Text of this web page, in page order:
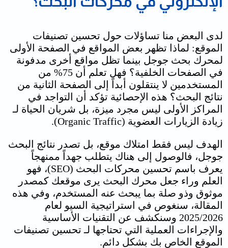
لدى البعض منا تساؤلات حول تحسين تصنيفات
الموقع: لماذا تظهر بعض المواقع في الصفحة الأولى
لمحرك بحث جوجل بينما تظل مواقع أخرى مدفونة
في الصفحات الخلفية؟ فهل تعلم أن 75% من
المستخدمين لا ينتقلون أبداً إلى الصفحة الثانية من
نتائج البحث؟ هذه الإحصائية تؤكد أن التواجد في
المراكز الأولى ليس مجرد ميزة، بل شريان الحياة لـ
زيادة الزيارات العضوية (Organic Traffic).
الهدف ليس فقط امتلاك موقع، بل تصدر نتائج البحث
جوجل، فالوصول إلى هناك يتطلب جهداً ممنهجاً
يعرف باسم تحسين محركات البحث (SEO)، فهو
العلم وراء جعل محرك البحث يرى موقعك كمصدر
موثوق وذو صلة بما يبحث عنه المستخدم، وفي هذه
المقالة، سنغوص في استراتيجية السيو لعام
2025/2026 وسنكشف عن التقنيات الأساسية
والإجراءات العملية التي تحتاجها لـ تحسين تصنيفات
الموقع الخاص بك بشكل دائم.